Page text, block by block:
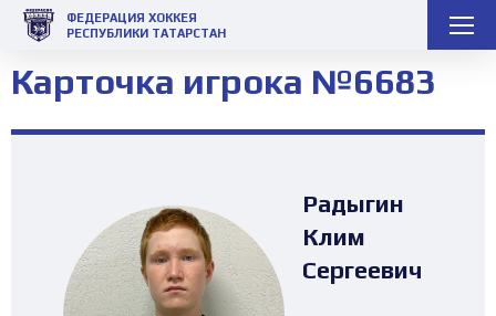
ФЕДЕРАЦИЯ ХОККЕЯ
РЕСПУБЛИКИ ТАТАРСТАН
Карточка игрока №6683
Радыгин
Клим
Сергеевич